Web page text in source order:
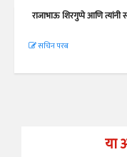
राजाभाऊ शिरगुप्पे आणि त्यांनी
सचिन परब
या